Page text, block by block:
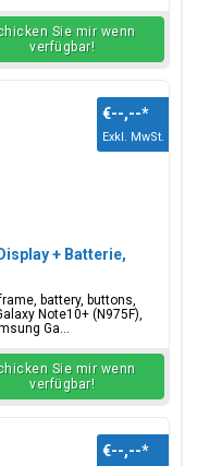
Sie mir wenn
verfügbar!
+ Batterie,
battery, buttons,
Note10+ (N975F),
Ga...
€--,--*
Exkl. MwSt.
Sie mir wenn
verfügbar!
€--,--*